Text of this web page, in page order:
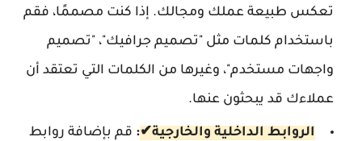
تعكس طبيعة عملك ومجالك. إذا كنت مصممًا، فقم
باستخدام كلمات مثل "تصميم جرافيك"، "تصميم
واجهات مستخدم"، وغيرها من الكلمات التي تعتقد أن
عملاءك قد يبحثون عنها.
الروابط الداخلية والخارجية✔: قم بإضافة روابط